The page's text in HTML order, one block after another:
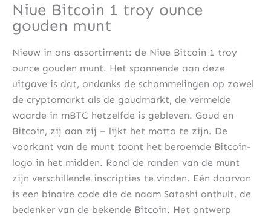
Niue Bitcoin 1 troy ounce
gouden munt
Nieuw in ons assortiment: de Niue Bitcoin 1 troy
ounce gouden munt. Het spannende aan deze
uitgave is dat, ondanks de schommelingen op zowel
de cryptomarkt als de goudmarkt, de vermelde
waarde in mBTC hetzelfde is gebleven. Goud en
Bitcoin, zij aan zij – lijkt het motto te zijn. De
voorkant van de munt toont het beroemde Bitcoin-
logo in het midden. Rond de randen van de munt
zijn verschillende inscripties te vinden. Eén daarvan
is een binaire code die de naam Satoshi onthult, de
bedenker van de bekende Bitcoin. Het ontwerp